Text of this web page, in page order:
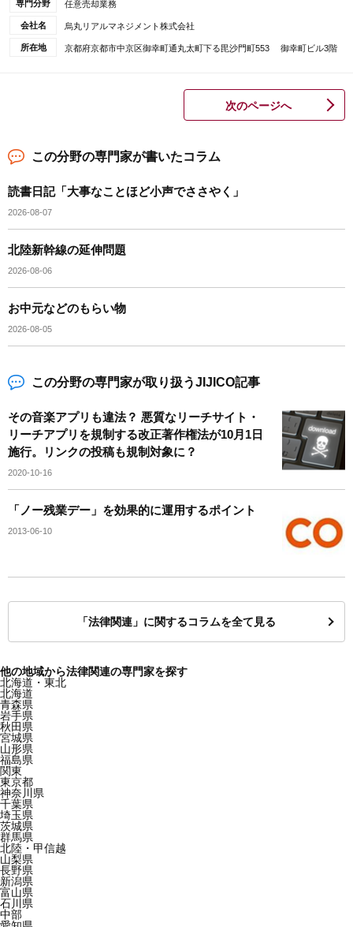
専門分野 任意売却業務
会社名 烏丸リアルマネジメント株式会社
所在地 京都府京都市中京区御幸町通丸太町下る毘沙門町553 御幸町ビル3階
次のページへ
この分野の専門家が書いたコラム
読書日記「大事なことほど小声でささやく」
2026-08-07
北陸新幹線の延伸問題
2026-08-06
お中元などのもらい物
2026-08-05
この分野の専門家が取り扱うJIJICO記事
その音楽アプリも違法？ 悪質なリーチサイト・
リーチアプリを規制する改正著作権法が10月1日
施行。リンクの投稿も規制対象に？
2020-10-16
「ノー残業デー」を効果的に運用するポイント
2013-06-10
「法律関連」に関するコラムを全て見る
他の地域から法律関連の専門家を探す
北海道・東北
北海道
青森県
岩手県
秋田県
宮城県
山形県
福島県
関東
東京都
神奈川県
千葉県
埼玉県
茨城県
群馬県
北陸・甲信越
山梨県
長野県
新潟県
富山県
石川県
中部